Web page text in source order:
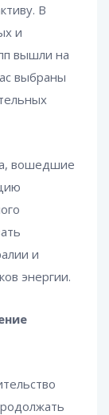
В
и
вышли на
выбраны
вошедшие
и
энергии.